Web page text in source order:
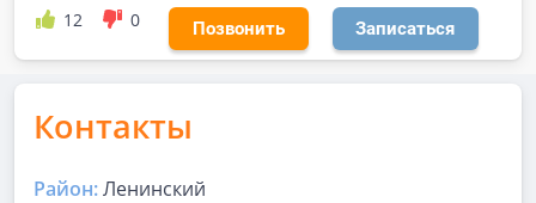
12 0 Позвонить Записаться
Контакты
Район:Ленинский